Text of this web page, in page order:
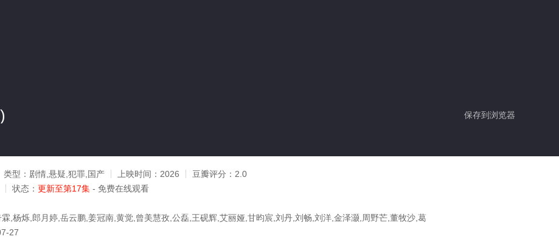
保存到浏览器
类型： 剧情,悬疑,犯罪,国产 上映时间： 2026 豆瓣评分： 2.0
状态： 更新至第17集 - 免费在线观看
,杨烁,郎月婷,岳云鹏,姜冠南,黄觉,曾美慧孜,公磊,王砚辉,艾丽娅,甘昀宸,刘丹,刘畅,刘洋,金泽灏,周野芒,董牧沙,葛
27